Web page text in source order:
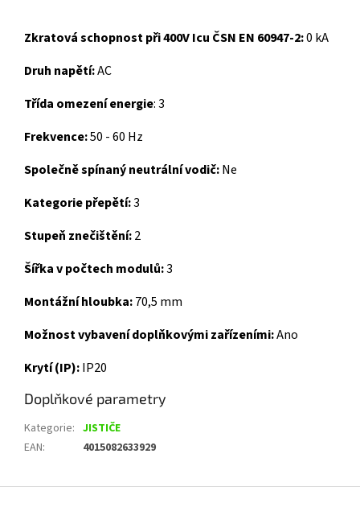
Zkratová schopnost při 400V Icu ČSN EN 60947-2:0 kA
Druh napětí:AC
Třída omezení energie:3
Frekvence:50 - 60 Hz
Společně spínaný neutrální vodič:Ne
Kategorie přepětí:3
Stupeň znečištění:2
Šířka v počtech modulů:3
Montážní hloubka:70,5 mm
Možnost vybavení doplňkovými zařízeními:Ano
Krytí (IP):IP20
Doplňkové parametry
Kategorie: JISTIČE
EAN: 4015082633929